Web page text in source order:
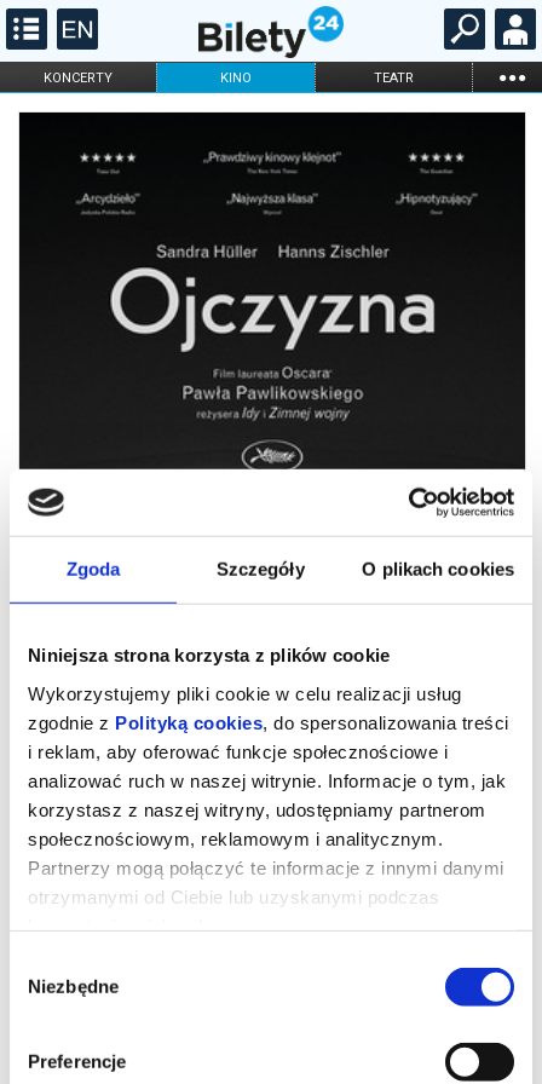
Zgoda Szczegóły O plikach cookies
Niniejsza strona korzysta z plików cookie
Wykorzystujemy pliki cookie w celu realizacji usług
zgodnie z Polityką cookies , do spersonalizowania treści
i reklam, aby oferować funkcje społecznościowe i
analizować ruch w naszej witrynie. Informacje o tym, jak
korzystasz z naszej witryny, udostępniamy partnerom
społecznościowym, reklamowym i analitycznym.
Partnerzy mogą połączyć te informacje z innymi danymi
otrzymanymi od Ciebie lub uzyskanymi podczas
zgody
Niezbędne
Preferencje
KONCERTY KINO TEATR ...
FILHARMONIA OPERA I BALET
DLA DZIECI
ONLINE KARNETY
OJCZYZNA (napisy PL)
Możliwe jest skorzystanie z lektora lub audiodeskrypcji za
pomocą bezpłatnej aplikacji na smartfony KINO DOSTĘPNE.
skorzystania z tej opcji potrzebne są słuchawki i dostęp do
sieci komórkowej.
„Ojczyzna" opowiada o relacji między Thomasem Mannem